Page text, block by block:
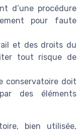
d’une procédure
pour faute
et des droits du
tout risque de
conservatoire doit
des éléments
bien utilisée,